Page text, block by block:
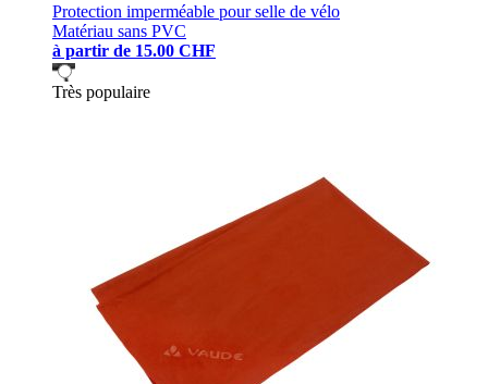
Protection imperméable pour selle de vélo
Matériau sans PVC
à partir de 15.00 CHF
Très populaire